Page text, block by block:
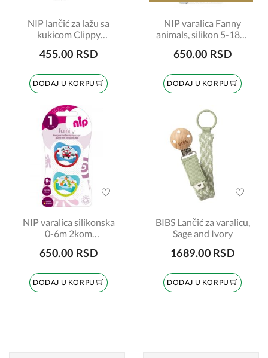
NIP lančić za lažu sa
kukicom Clippy
455.00 RSD
DODAJ U KORPU
NIP varalica Fanny
animals, silikon 5-18m,
650.00 RSD
DODAJ U KORPU
NIP varalica silikonska
0-6m 2kom
650.00 RSD
DODAJ U KORPU
BIBS Lančić za varalicu,
Sage and Ivory
1689.00 RSD
DODAJ U KORPU